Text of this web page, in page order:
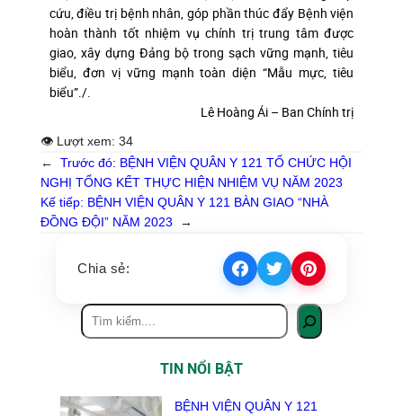
cứu, điều trị bệnh nhân, góp phần thúc đẩy Bệnh viện
hoàn thành tốt nhiệm vụ chính trị trung tâm được
giao, xây dựng Đảng bộ trong sạch vững mạnh, tiêu
biểu, đơn vị vững mạnh toàn diện “Mẫu mực, tiêu
biểu”./.
Lê Hoàng Ái – Ban Chính trị
👁 Lượt xem: 34
←
Trước đó: BỆNH VIỆN QUÂN Y 121 TỔ CHỨC HỘI
NGHỊ TỔNG KẾT THỰC HIỆN NHIỆM VỤ NĂM 2023
Kế tiếp: BỆNH VIỆN QUÂN Y 121 BÀN GIAO “NHÀ
ĐỒNG ĐỘI” NĂM 2023
→
Chia sẻ:
TIN NỔI BẬT
BỆNH VIỆN QUÂN Y 121